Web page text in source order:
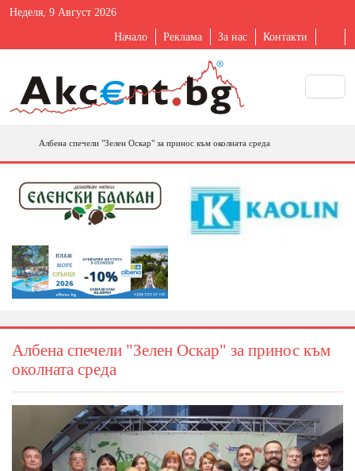
Неделя, 9 Август 2026
Начало Реклама За нас Контакти
Албена спечели "Зелен Оскар" за принос към околната среда
Албена спечели "Зелен Оскар" за принос към
околната среда